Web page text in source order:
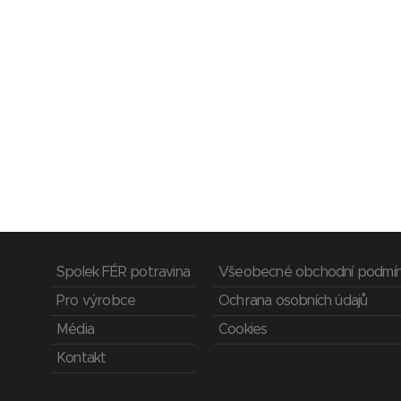
Spolek FÉR potravina
Pro výrobce
Média
Kontakt
Všeobecné obchodní
Ochrana osobních údajů
Cookies